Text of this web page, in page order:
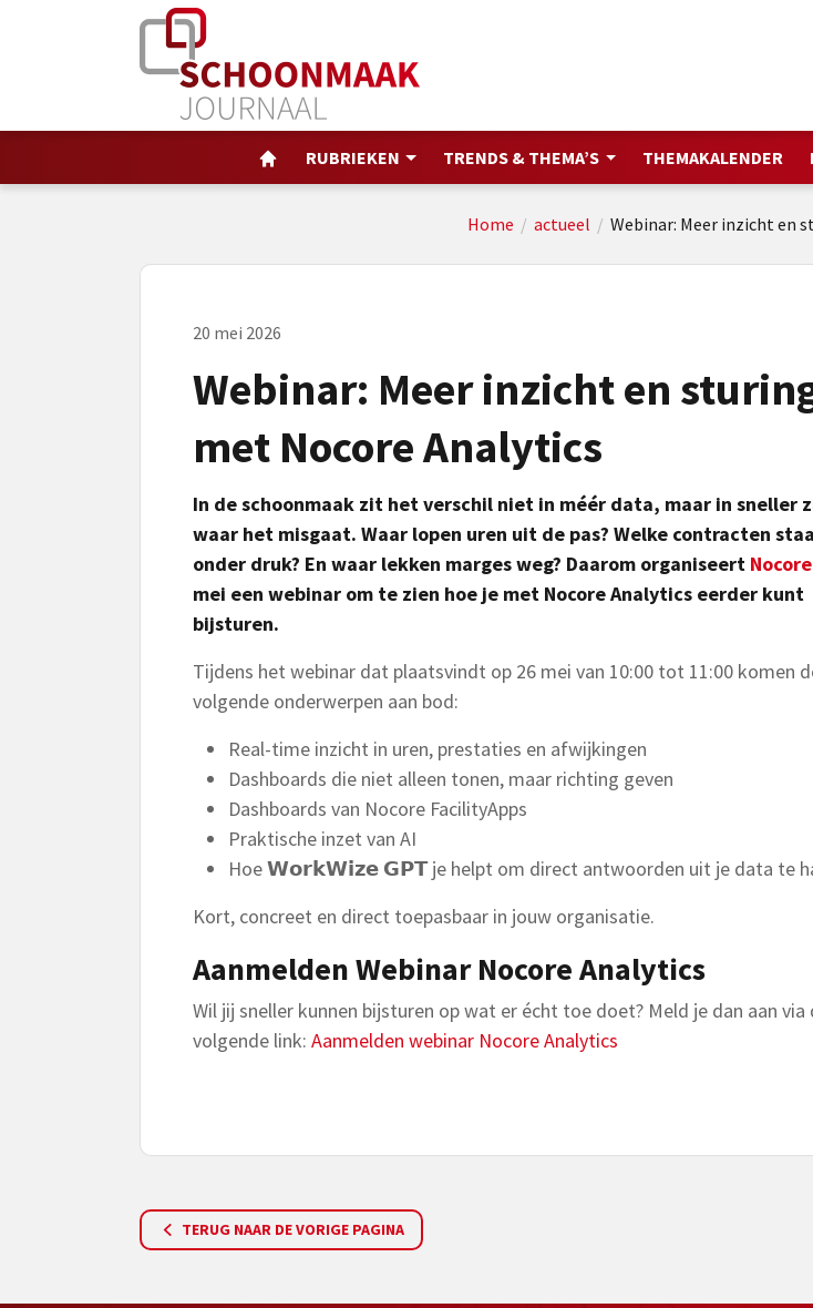
RUBRIEKEN TRENDS & THEMA’S THEMAKALENDER
Home / actueel / Webinar: Meer inzicht en
20 mei 2026
Webinar: Meer inzicht en
met Nocore Analytics
In de schoonmaak zit het verschil niet in méér data, maar in sneller
waar het misgaat. Waar lopen uren uit de pas? Welke contracten
onder druk? En waar lekken marges weg? Daarom organiseert Nocore
mei een webinar om te zien hoe je met Nocore Analytics eerder kunt
bijsturen.
Tijdens het webinar dat plaatsvindt op 26 mei van 10:00 tot 11:00 komen
volgende onderwerpen aan bod:
Real-time inzicht in uren, prestaties en afwijkingen
Dashboards die niet alleen tonen, maar richting geven
Dashboards van Nocore FacilityApps
Praktische inzet van AI
Hoe 𝗪𝗼𝗿𝗸𝗪𝗶𝘇𝗲 𝗚𝗣𝗧 je helpt om direct antwoorden uit je data te
Kort, concreet en direct toepasbaar in jouw organisatie.
Aanmelden Webinar Nocore Analytics
Wil jij sneller kunnen bijsturen op wat er écht toe doet? Meld je dan aan via
volgende link: Aanmelden webinar Nocore Analytics
TERUG NAAR DE VORIGE PAGINA